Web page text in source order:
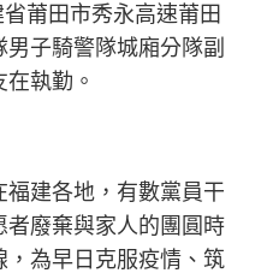
田市秀永高速莆田
子騎警隊城廂分隊副
執勤。
建各地，有數黨員干
廢棄與家人的團圓時
，為早日克服疫情、筑